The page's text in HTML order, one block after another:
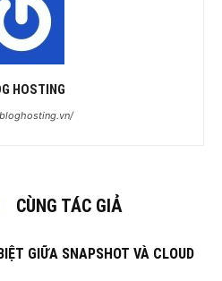
HOSTING
CÙNG TÁC GIẢ
GIỮA SNAPSHOT VÀ CLOUD